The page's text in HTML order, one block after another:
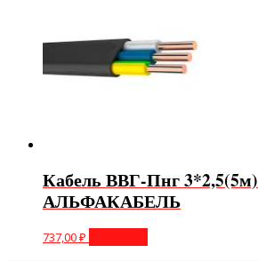
Кабель ВВГ-Пнг 3*2,5(5м)
АЛЬФАКАБЕЛЬ
737,00₽